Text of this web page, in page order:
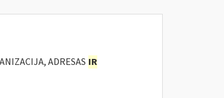
ADRESAS IR